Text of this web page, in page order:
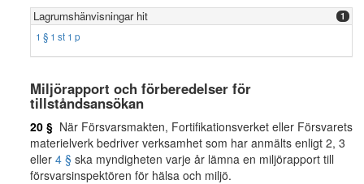
Lagrumshänvisningar hit 1
1 § 1 st 1 p
Miljörapport och förberedelser för
tillståndsansökan
20 § När Försvarsmakten, Fortifikationsverket eller Försvarets
materielverk bedriver verksamhet som har anmälts enligt 2, 3
eller 4 § ska myndigheten varje år lämna en miljörapport till
försvarsinspektören för hälsa och miljö.